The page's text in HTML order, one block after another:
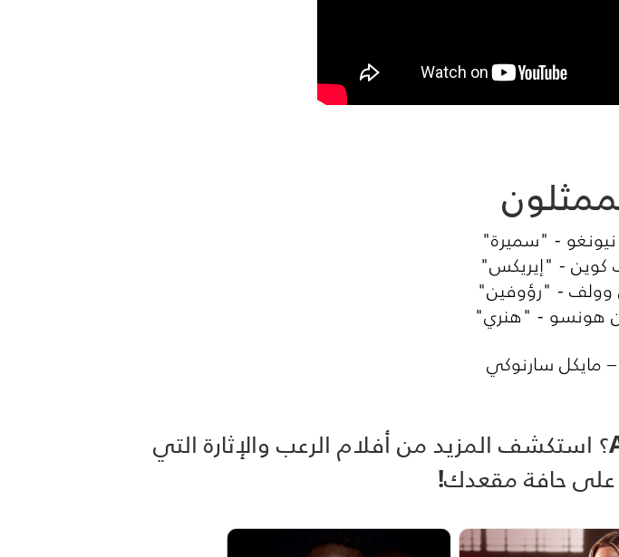
نيونغو - "سميرة"
كوين - "إيريكس"
وولف - "رؤوفين"
هونسو - "هنري"
– مايكل سارنوكي
هل استمتعت بتشويق A Quiet Place؟ استكشف المزيد من أفلام الرعب والإثارة التي
حافة مقعدك!